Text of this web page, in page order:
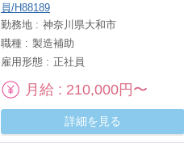
員/H88189
勤務地
神奈川県大和市
職種
製造補助
雇用形態
正社員
月給 210,000円〜
詳細を見る